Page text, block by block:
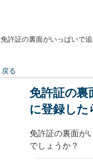
免許証の裏面がいっぱいで
戻る
免許証の裏
に登録した
免許証の裏面が
でしょうか？